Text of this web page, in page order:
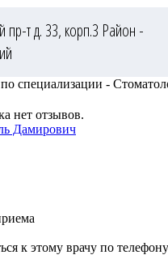
пр-т д. 33, корп.3 Район -
специализации -
нет отзывов.
Дамирович
к этому врачу по телефону